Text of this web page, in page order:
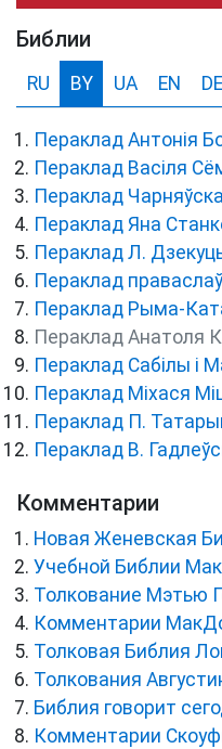
Библии
RU BY UA EN DE
Пераклад Антонія
Пераклад Васіля
Пераклад
Пераклад Яна
Пераклад Л.
Пераклад
Пераклад Рыма-
Пераклад Анатоля
Пераклад Сабілы і
Пераклад Міхася
Пераклад П.
Пераклад В.
Комментарии
Новая Женевская
Учебной Библии
Толкование Мэтью
Комментарии
Толковая Библия
Толкования
Библия говорит
Комментарии